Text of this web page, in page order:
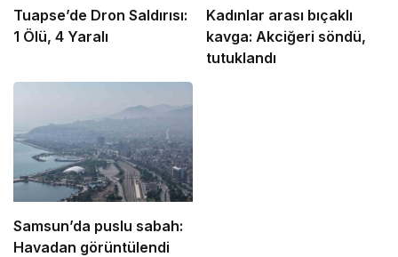
Tuapse’de Dron Saldırısı:
1 Ölü, 4 Yaralı
Kadınlar arası bıçaklı
kavga: Akciğeri söndü,
tutuklandı
Samsun’da puslu sabah:
Havadan görüntülendi